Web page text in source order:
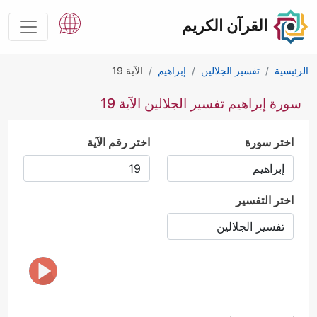
القرآن الكريم
الرئيسية تفسير الجلالين إبراهيم الآية 19
سورة إبراهيم تفسير الجلالين الآية 19
اختر سورة اختر رقم الآية
اختر التفسير